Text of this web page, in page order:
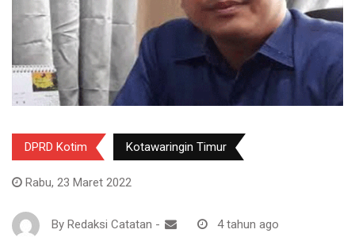
DPRD Kotim Kotawaringin Timur
Rabu, 23 Maret 2022
By Redaksi Catatan - 4 tahun ago